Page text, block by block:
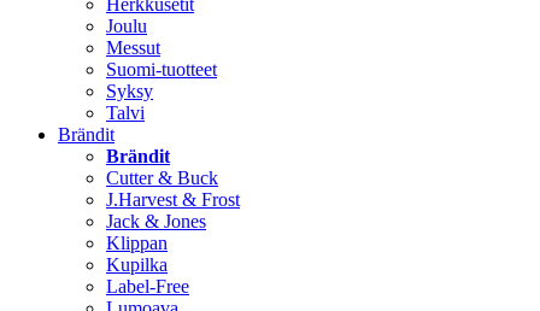
Herkkusetit
Joulu
Messut
Suomi-tuotteet
Syksy
Talvi
Brändit
Brändit
Cutter & Buck
J.Harvest & Frost
Jack & Jones
Klippan
Kupilka
Label-Free